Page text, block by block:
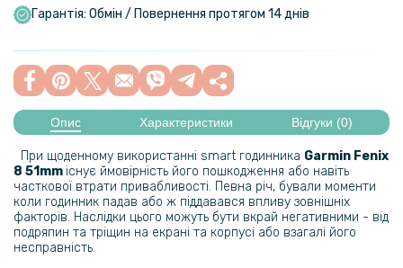
499 грн
Garmin Fenix 8 51mm / Tactix 8 51mm / Enduro 3, 26mm
799 грн
Ремінець Nylon Voyage Challenge для смартгодинників Garmin Fenix
8 51mm / 8 Pro 51 mm / Quatix 8 51mm, 26mm
195 грн
229 грн
Гарантія: Обмін / Повернення протягом 14 днів
Опис Характеристики Відгуки (0)
При щоденному використанні smart годинника Garmin Fenix
8 51mm існує ймовірність його пошкодження або навіть
часткової втрати привабливості. Певна річ, бували моменти
коли годинник падав або ж піддавався впливу зовнішніх
факторів. Наслідки цього можуть бути вкрай негативними - від
подряпин та тріщин на екрані та корпусі або взагалі його
несправність.